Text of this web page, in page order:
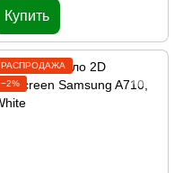
Купить
РАСПРОДАЖА
−2%